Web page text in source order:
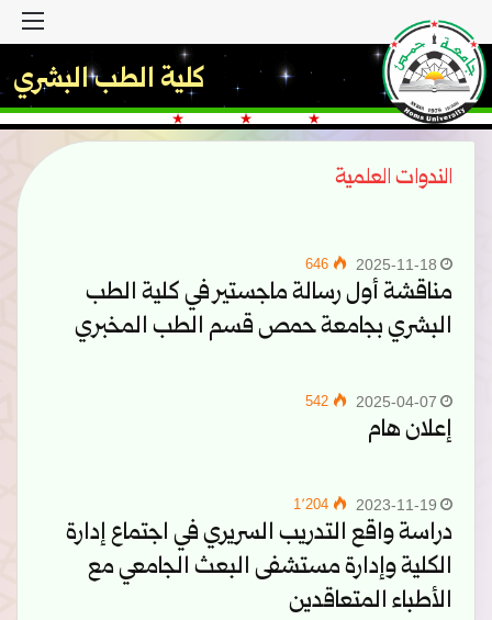
كلية الطب البشري
الندوات العلمية
2025-11-18
مناقشة أول رسالة ماجستير في كلية الطب
البشري بجامعة حمص قسم الطب المخبري
2025-04-07
إعلان هام
2023-11-19
دراسة واقع التدريب السريري في اجتماع إدارة
الكلية وإدارة مستشفى البعث الجامعي مع
الأطباء المتعاقدين